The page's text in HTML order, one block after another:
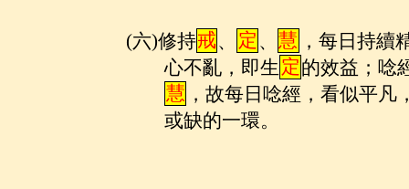
(六)修持戒、 定 、 慧 ，每日持續
心不亂，即生 定的效益；唸
慧 ，故每日唸經，看似平
或缺的一環。